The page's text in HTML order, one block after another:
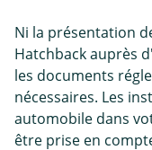
Ni la présentation
Hatchback auprès
les documents
nécessaires. Les
automobile dans
être prise en